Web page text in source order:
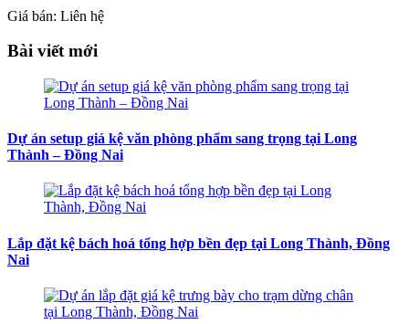
Giá bán: Liên hệ
Bài viết mới
Dự án setup giá kệ văn phòng phẩm sang trọng tại Long
Thành – Đồng Nai
Lắp đặt kệ bách hoá tổng hợp bền đẹp tại Long Thành, Đồng
Nai